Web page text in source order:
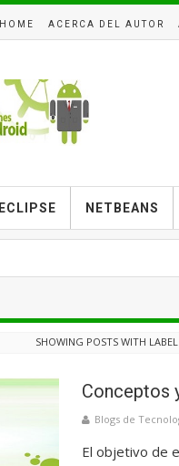
HOME ACERCA DEL AUTOR
ECLIPSE NETBEANS
SHOWING POSTS WITH LABEL
Conceptos
Blogs de
El objetivo de